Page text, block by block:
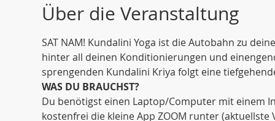
Über die Veranstaltung
SAT NAM! Kundalini Yoga ist die Autobahn zu
hinter all deinen Konditionierungen und
sprengenden Kundalini Kriya folgt eine
WAS DU BRAUCHST?
Du benötigst einen Laptop/Computer mit einem
kostenfrei die kleine App ZOOM runter